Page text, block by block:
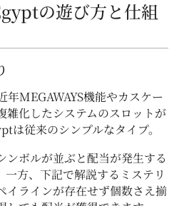
の遊び方と仕組
年MEGAWAYS機能やカスケー
雑化したシステムのスロットが
従来のシンプルなタイプ。
ンボルが並ぶと配当が発生する
一方、下記で解説するミステリ
イラインが存在せず個数さえ揃